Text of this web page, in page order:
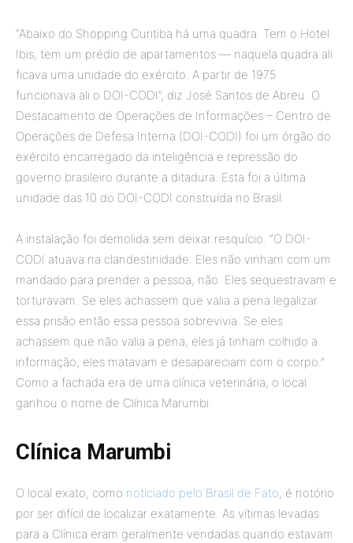
“Abaixo do Shopping Curitiba há uma quadra. Tem o Hotel
Ibis, tem um prédio de apartamentos — naquela quadra ali
ficava uma unidade do exército. A partir de 1975
funcionava ali o DOI-CODI”, diz José Santos de Abreu. O
Destacamento de Operações de Informações – Centro de
Operações de Defesa Interna (DOI-CODI) foi um órgão do
exército encarregado da inteligência e repressão do
governo brasileiro durante a ditadura. Esta foi a última
unidade das 10 do DOI-CODI construída no Brasil.
A instalação foi demolida sem deixar resquício. “O DOI-
CODI atuava na clandestinidade. Eles não vinham com um
mandado para prender a pessoa, não. Eles sequestravam e
torturavam. Se eles achassem que valia a pena legalizar
essa prisão então essa pessoa sobrevivia. Se eles
achassem que não valia a pena, eles já tinham colhido a
informação, eles matavam e desapareciam com o corpo.”
Como a fachada era de uma clínica veterinária, o local
ganhou o nome de Clínica Marumbi.
Clínica Marumbi
O local exato, como noticiado pelo Brasil de Fato, é notório
por ser difícil de localizar exatamente. As vítimas levadas
para a Clínica eram geralmente vendadas quando estavam